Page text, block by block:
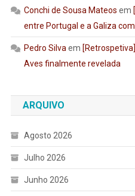
Conchi de Sousa Mateos em
entre Portugal e a Galiza
Pedro Silva em
Aves finalmente revelada
ARQUIVO
Agosto 2026
Julho 2026
Junho 2026